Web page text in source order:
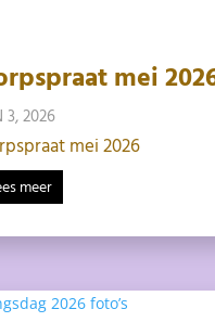
mei
3, 2026
mei 2026
meer